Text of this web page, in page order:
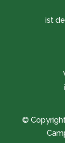
ist
©